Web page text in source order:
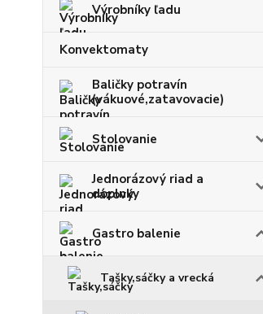
Výrobníky ľadu
Konvektomaty
Baličky potravín
(vákuové,zatavovacie)
Stolovanie
Jednorázový riad a
doplnky
Gastro balenie
Tašky,sáčky a vrecká